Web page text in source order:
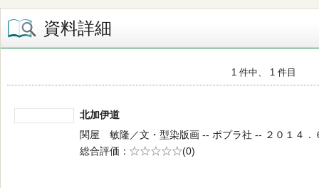
資料詳細
1 件中、 1 件目
北加伊道
関屋 敏隆／文・型染版画 -- ポプラ社 -- ２０１４．
総合評価
5段階評価
(0)